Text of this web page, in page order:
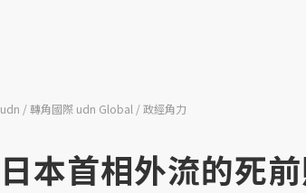
udn 轉角國際 udn Global 政經角力
日本首相外流的死